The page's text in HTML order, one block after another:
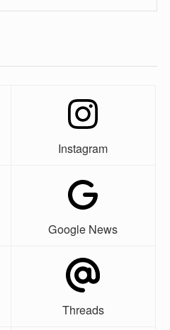
Instagram
Google News
Threads